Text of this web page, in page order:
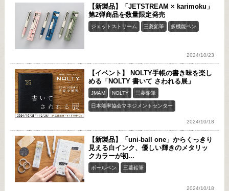
【新製品】「JETSTREAM × karimoku」
第2弾商品を数量限定発売
ジェットストリーム 三菱鉛筆 多機能ペン
2024/10/23
【イベント】 NOLTY手帳の書き味を楽し
める「NOLTY 書いて さわれる展」
JMAM NOLTY 三菱鉛筆
日本能率協会マネジメントセンター
2024/10/18
【新製品】「uni-ball one」からくっきり
見える白インク、優しい輝きのメタリッ
クカラーが初...
ボールペン 三菱鉛筆
2024/10/18